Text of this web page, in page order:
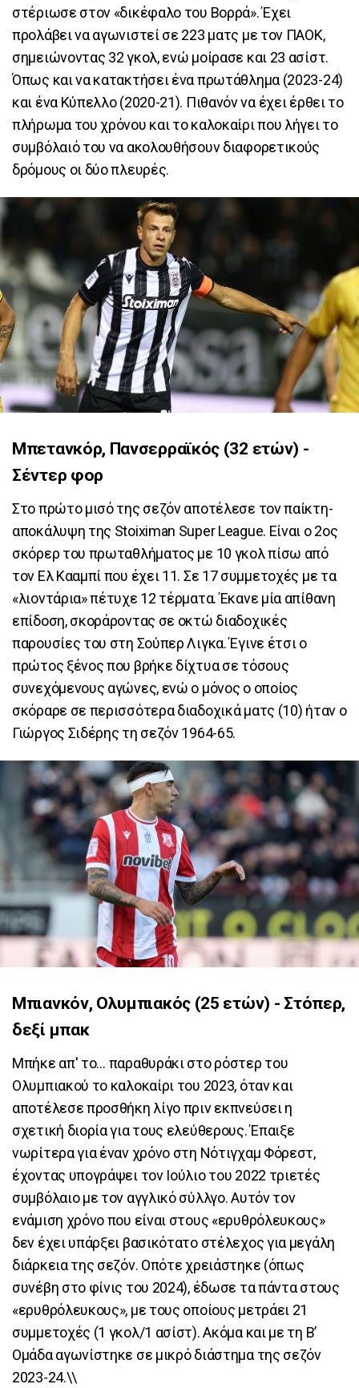
στέριωσε στον «δικέφαλο του Βορρά». Έχει
προλάβει να αγωνιστεί σε 223 ματς με τον ΠΑΟΚ,
σημειώνοντας 32 γκολ, ενώ μοίρασε και 23 ασίστ.
Όπως και να κατακτήσει ένα πρωτάθλημα (2023-24)
και ένα Κύπελλο (2020-21). Πιθανόν να έχει έρθει το
πλήρωμα του χρόνου και το καλοκαίρι που λήγει το
συμβόλαιό του να ακολουθήσουν διαφορετικούς
δρόμους οι δύο πλευρές.
Μπετανκόρ, Πανσερραϊκός (32 ετών) -
Σέντερ φορ
Στο πρώτο μισό της σεζόν αποτέλεσε τον παίκτη-
αποκάλυψη της Stoiximan Super League. Είναι ο 2ος
σκόρερ του πρωταθλήματος με 10 γκολ πίσω από
τον Ελ Κααμπί που έχει 11. Σε 17 συμμετοχές με τα
«λιοντάρια» πέτυχε 12 τέρματα. Έκανε μία απίθανη
επίδοση, σκοράροντας σε οκτώ διαδοχικές
παρουσίες του στη Σούπερ Λιγκα. Έγινε έτσι ο
πρώτος ξένος που βρήκε δίχτυα σε τόσους
συνεχόμενους αγώνες, ενώ ο μόνος ο οποίος
σκόραρε σε περισσότερα διαδοχικά ματς (10) ήταν ο
Γιώργος Σιδέρης τη σεζόν 1964-65.
Μπιανκόν, Ολυμπιακός (25 ετών) - Στόπερ,
δεξί μπακ
Μπήκε απ' το… παραθυράκι στο ρόστερ του
Ολυμπιακού το καλοκαίρι του 2023, όταν και
αποτέλεσε προσθήκη λίγο πριν εκπνεύσει η
σχετική διορία για τους ελεύθερους. Έπαιξε
νωρίτερα για έναν χρόνο στη Νότιγχαμ Φόρεστ,
έχοντας υπογράψει τον Ιούλιο του 2022 τριετές
συμβόλαιο με τον αγγλικό σύλλγο. Αυτόν τον
ενάμιση χρόνο που είναι στους «ερυθρόλευκους»
δεν έχει υπάρξει βασικότατο στέλεχος για μεγάλη
διάρκεια της σεζόν. Οπότε χρειάστηκε (όπως
συνέβη στο φίνις του 2024), έδωσε τα πάντα στους
«ερυθρόλευκους», με τους οποίους μετράει 21
συμμετοχές (1 γκολ/1 ασίστ). Ακόμα και με τη Β’
Ομάδα αγωνίστηκε σε μικρό διάστημα της σεζόν
2023-24.\\